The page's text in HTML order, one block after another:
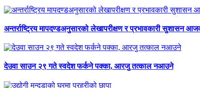
अन्तर्राष्ट्रिय मापदण्डअनुसारको लेखापरीक्षण र प्रभावकारी सुशासन
देउवा साउन २९ गते स्वदेश फर्कने पक्का, आरजु तत्काल नआउने